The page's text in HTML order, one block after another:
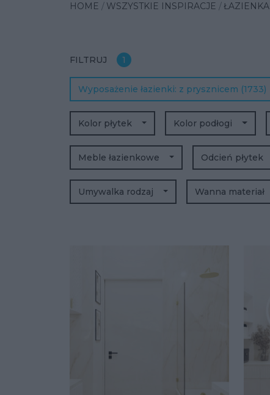
HOME WSZYSTKIE INSPIRACJE ŁAZIENKA
FILTRUJ 1
Kolor płytek Kolor podłogi
Meble łazienkowe Odcień płytek
Umywalka rodzaj Wanna materiał
z prysznicem (1733)
Wyposażenie łazienki